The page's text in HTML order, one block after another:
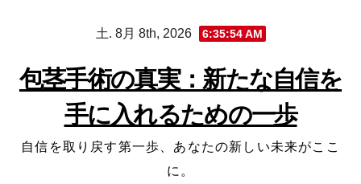
土. 8月 8th, 2026 6:35:55 AM
包茎手術の真実：新たな自信を
手に入れるための一歩
自信を取り戻す第一歩、あなたの新しい未来がここ
に。